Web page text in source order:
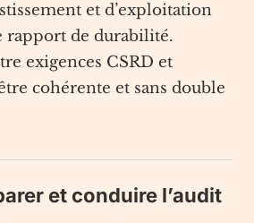
et d’exploitation
rapport de durabilité.
exigences CSRD et
cohérente et sans double
et conduire l’audit